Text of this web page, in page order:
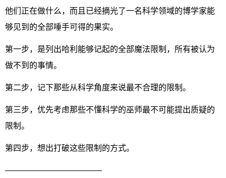
他们正在做什么，而且已经摘光了一名科学领域的博学家能
够见到的全部唾手可得的果实。
第一步，是列出哈利能够记起的全部魔法限制，所有被认为
做不到的事情。
第二步，记下那些从科学角度来说最不合理的限制。
第三步，优先考虑那些不懂科学的巫师最不可能提出质疑的
限制。
第四步，想出打破这些限制的方式。
————————————